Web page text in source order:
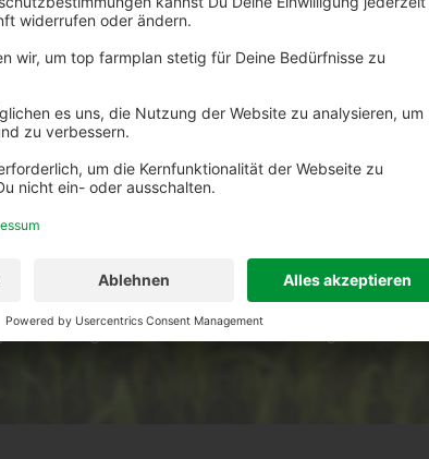
zum Kundenservice
top farmplan oder benötigst Unterstützung?
an. Wir helfen Dir gerne weiter!
44 84 service@topfarmplan.de